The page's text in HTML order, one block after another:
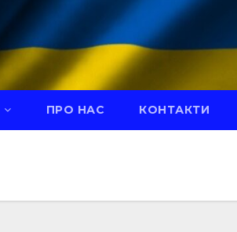
ПРО НАС КОНТАКТИ